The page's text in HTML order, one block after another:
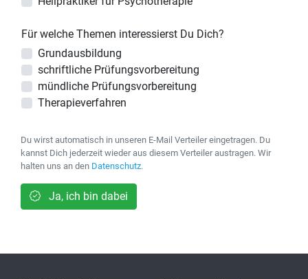
Für welche Themen interessierst Du Dich?
Grundausbildung
schriftliche Prüfungsvorbereitung
mündliche Prüfungsvorbereitung
Therapieverfahren
Du wirst automatisch in unseren E-Mail Verteiler eingetragen. Du
kannst Dich jederzeit wieder aus diesem Verteiler austragen. Wir
halten uns an den Datenschutz.
Ja, ich bin dabei